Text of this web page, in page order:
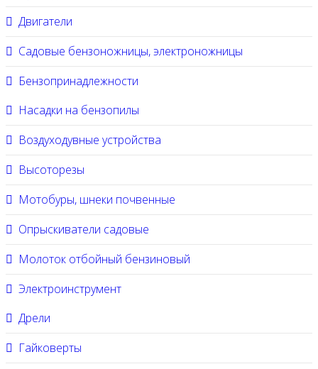
Двигатели
Садовые бензоножницы, электроножницы
Бензопринадлежности
Насадки на бензопилы
Воздуходувные устройства
Высоторезы
Мотобуры, шнеки почвенные
Опрыскиватели садовые
Молоток отбойный бензиновый
Электроинструмент
Дрели
Гайковерты